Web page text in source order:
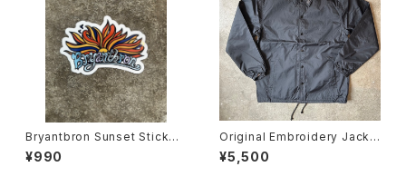
Bryantbron Sunset Sticker
by DKC(2枚セット)
¥990
Original Embroidery Jacke
t No.0010
¥5,500